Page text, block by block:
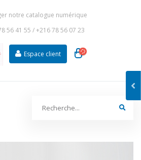
notre catalogue numérique
56 41 55 /+216 78 56 07 23
Espace client